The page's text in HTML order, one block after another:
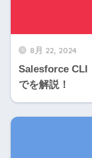
8月 22, 2024
Salesforce CLI
でを解説！